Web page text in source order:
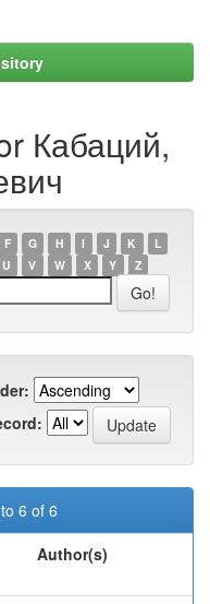
Кабаций,
F G H I J K
L
U V W X Y Z
6 of 6
Author(s)